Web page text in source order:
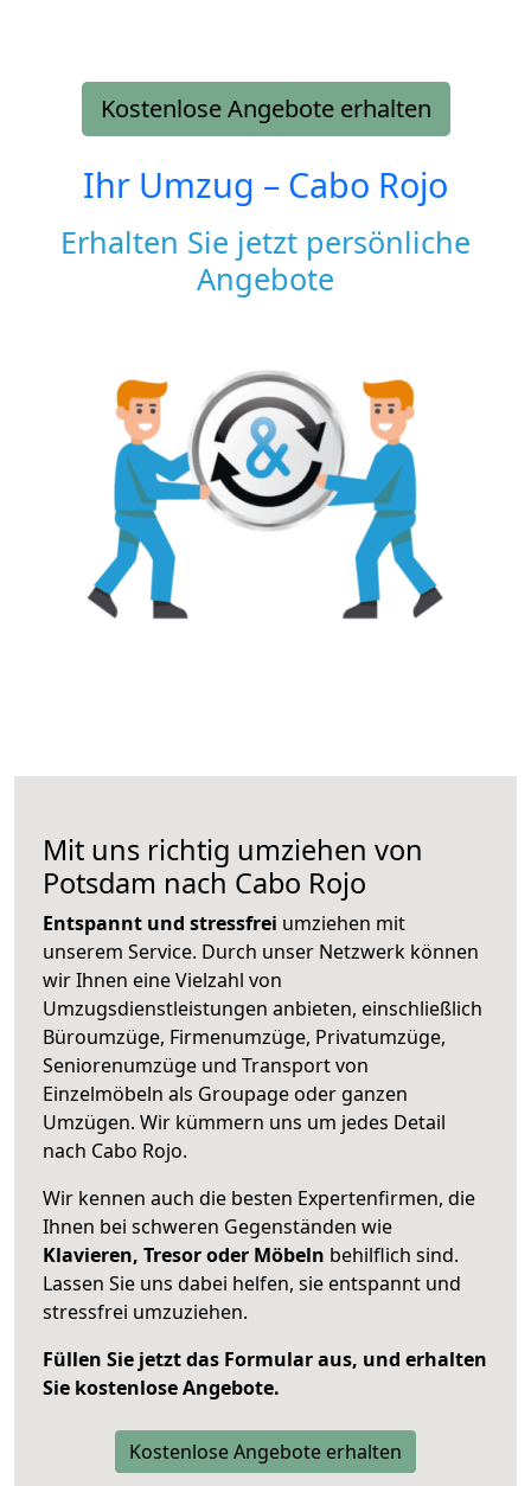
Kostenlose Angebote erhalten
Ihr Umzug – Cabo Rojo
Erhalten Sie jetzt persönliche
Angebote
Mit uns richtig umziehen von
Potsdam nach Cabo Rojo
Entspannt und stressfrei umziehen mit
unserem Service. Durch unser Netzwerk können
wir Ihnen eine Vielzahl von
Umzugsdienstleistungen anbieten, einschließlich
Büroumzüge, Firmenumzüge, Privatumzüge,
Seniorenumzüge und Transport von
Einzelmöbeln als Groupage oder ganzen
Umzügen. Wir kümmern uns um jedes Detail
nach Cabo Rojo.
Wir kennen auch die besten Expertenfirmen, die
Ihnen bei schweren Gegenständen wie
Klavieren, Tresor oder Möbeln behilflich sind.
Lassen Sie uns dabei helfen, sie entspannt und
stressfrei umzuziehen.
Füllen Sie jetzt das Formular aus, und erhalten
Sie kostenlose Angebote.
Kostenlose Angebote erhalten